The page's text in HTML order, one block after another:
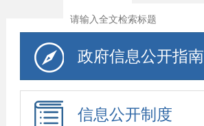
政府信息公开指南
信息公开制度